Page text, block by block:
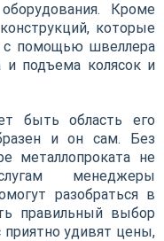
Кроме
которые
с помощью швеллера
подъема колясок и
быть область его
и он сам. Без
металлопроката не
менеджеры
разобраться в
правильный выбор
приятно удивят цены,